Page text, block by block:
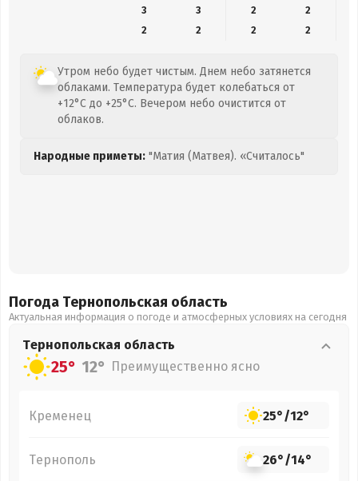
3
3 2
2
2
2 2 2
Утром небо будет чистым. Днем небо затянется
облаками. Температура будет колебаться от
+12°C до +25°C. Вечером небо очистится от
облаков.
Народные приметы: "Матия (Матвея). «Считалось"
Погода Тернопольская область
Актуальная информация о погоде и атмосферных условиях на сегодня
Тернопольская область
25° 12° Преимущественно ясно
Кременец 25°/12°
Тернополь 26°/14°